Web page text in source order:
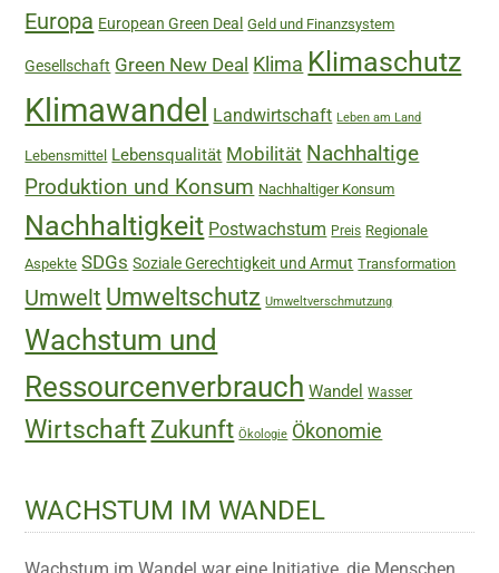
Europa European Green Deal Geld und Finanzsystem
Gesellschaft Green New Deal Klima Klimaschutz
Klimawandel Landwirtschaft Leben am Land
Lebensmittel Lebensqualität Mobilität Nachhaltige
Produktion und Konsum Nachhaltiger Konsum
Nachhaltigkeit Postwachstum Preis Regionale
Aspekte SDGs Soziale Gerechtigkeit und Armut Transformation
Umwelt Umweltschutz Umweltverschmutzung
Wachstum und
Ressourcenverbrauch Wandel Wasser
Wirtschaft Zukunft Ökologie Ökonomie
WACHSTUM IM WANDEL